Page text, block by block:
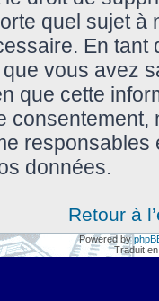
quel sujet à
En tant
vous avez
que cette
données.
Retour à
Powered by
Traduit